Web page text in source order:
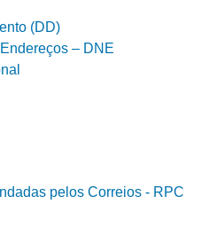
(DD)
– DNE
pelos Correios - RPC